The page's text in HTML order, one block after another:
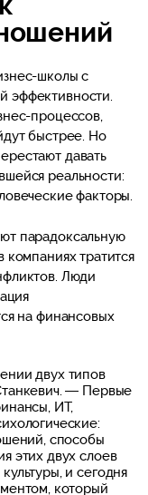
школы с
эффективности.
процессов,
быстрее. Но
давать
реальности:
факторы.
парадоксальную
компаниях тратится
Люди
на финансовых
двух типов
— Первые
ИT,
способы
этих двух слоев
и сегодня
который